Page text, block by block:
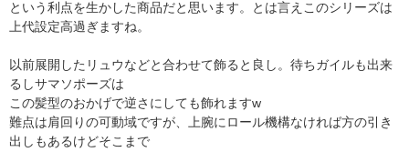
という利点を生かした商品だと思います。とは言えこのシリーズは
上代設定高過ぎますね。
以前展開したリュウなどと合わせて飾ると良し。待ちガイルも出来
るしサマソポーズは
この髪型のおかげで逆さにしても飾れますw
難点は肩回りの可動域ですが、上腕にロール機構なければ方の引き
出しもあるけどそこまで